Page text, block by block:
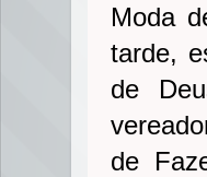
Moda
tarde,
de
de